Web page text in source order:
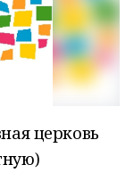
церковь